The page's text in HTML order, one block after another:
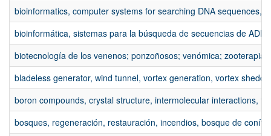
bioinformatics, computer systems for searching DNA sequences,
bioinformática, sistemas para la búsqueda de secuencias de
biotecnología de los venenos; ponzoñosos; venómica; zooterapia;
bladeless generator, wind tunnel, vortex generation, vortex
boron compounds, crystal structure, intermolecular interactions,
bosques, regeneración, restauración, incendios, bosque de